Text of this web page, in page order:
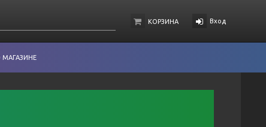
КОРЗИНА Вход
МАГАЗИНЕ